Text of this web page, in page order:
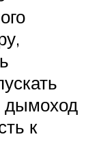
дымоход
к